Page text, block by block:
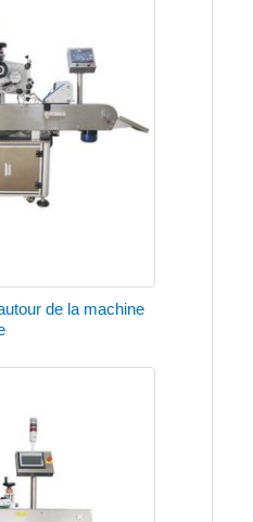
de la machine